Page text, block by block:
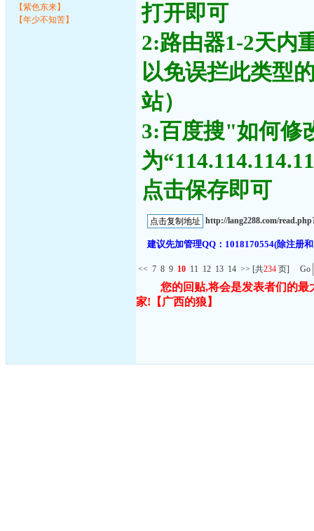
【紫色东来】
【年少不知苦】
打开即可
2:路由器1-2天内
以免误拦此类型
站）
3:百度搜"如何修
为
点击保存即可
http://lang2288.com/
建议先加管理QQ：1018170554(除注册
<< 7 8 9 10 11 12 13 14 >> [共234 页] Go
您的回贴,将会是发表者们的
家! 【广西的狼】